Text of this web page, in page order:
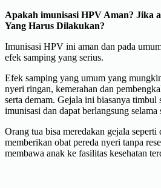
Apakah imunisasi HPV Aman? Jika
Yang Harus Dilakukan?
Imunisasi HPV ini aman dan pada
efek samping yang serius.
Efek samping yang umum yang
nyeri ringan, kemerahan dan
serta demam. Gejala ini biasanya timbul
imunisasi dan dapat berlangsung selama
Orang tua bisa meredakan gejala seperti
memberikan obat pereda nyeri tanpa
membawa anak ke fasilitas kesehatan